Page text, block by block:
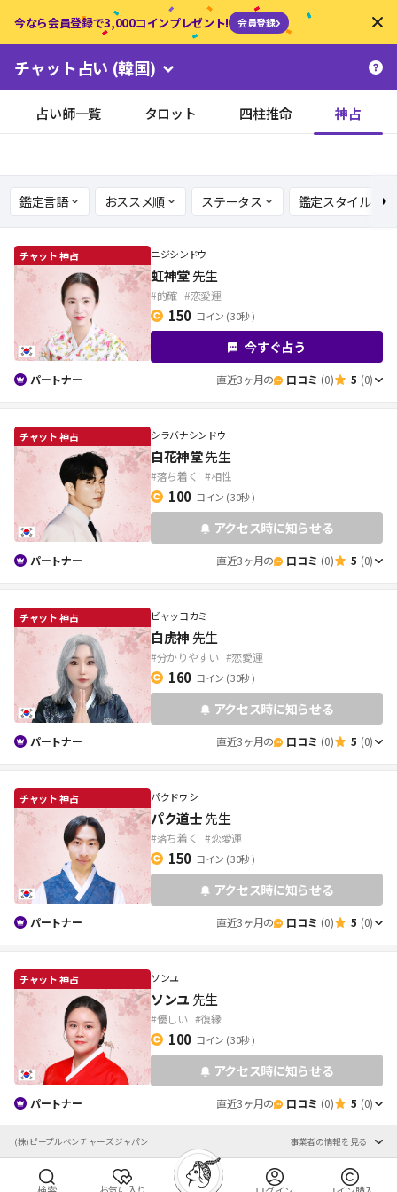
今なら会員登録で3,000コインプレゼント! 会員登録
チャット占い (韓国)
占い師一覧 タロット 四柱推命 神占
鑑定言語 おススメ順 ステータス 鑑定スタイル
ニジシンドウ
虹神堂先生
#的確 #恋愛運
150 コイン ( 30秒 )
今すぐ占う
パートナー 直近3ヶ月の 口コミ (0) 5 (0)
シラバナシンドウ
白花神堂先生
#落ち着く #相性
100 コイン ( 30秒 )
アクセス時に知らせる
パートナー 直近3ヶ月の 口コミ (0) 5 (0)
ビャッコカミ
白虎神 先生
#分かりやすい #恋愛運
160 コイン ( 30秒 )
アクセス時に知らせる
パートナー 直近3ヶ月の 口コミ (0) 5 (0)
パクドウシ
パク道士先生
#落ち着く #恋愛運
150 コイン ( 30秒 )
アクセス時に知らせる
パートナー 直近3ヶ月の 口コミ (0) 5 (0)
ソンユ
ソンユ 先生
#優しい #復縁
100 コイン ( 30秒 )
アクセス時に知らせる
パートナー 直近3ヶ月の 口コミ (0) 5 (0)
(株)ピープルベンチャーズジャパン 事業者の情報を見る
検索 お気に入り